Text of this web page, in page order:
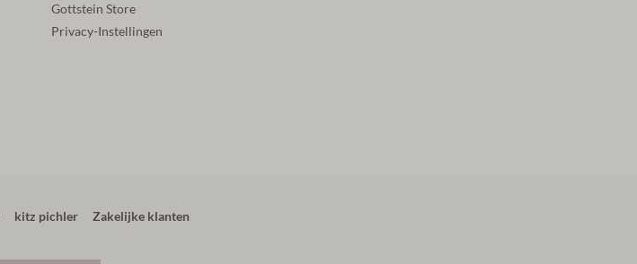
Gottstein Store
Privacy-Instellingen
kitz pichler Zakelijke klanten